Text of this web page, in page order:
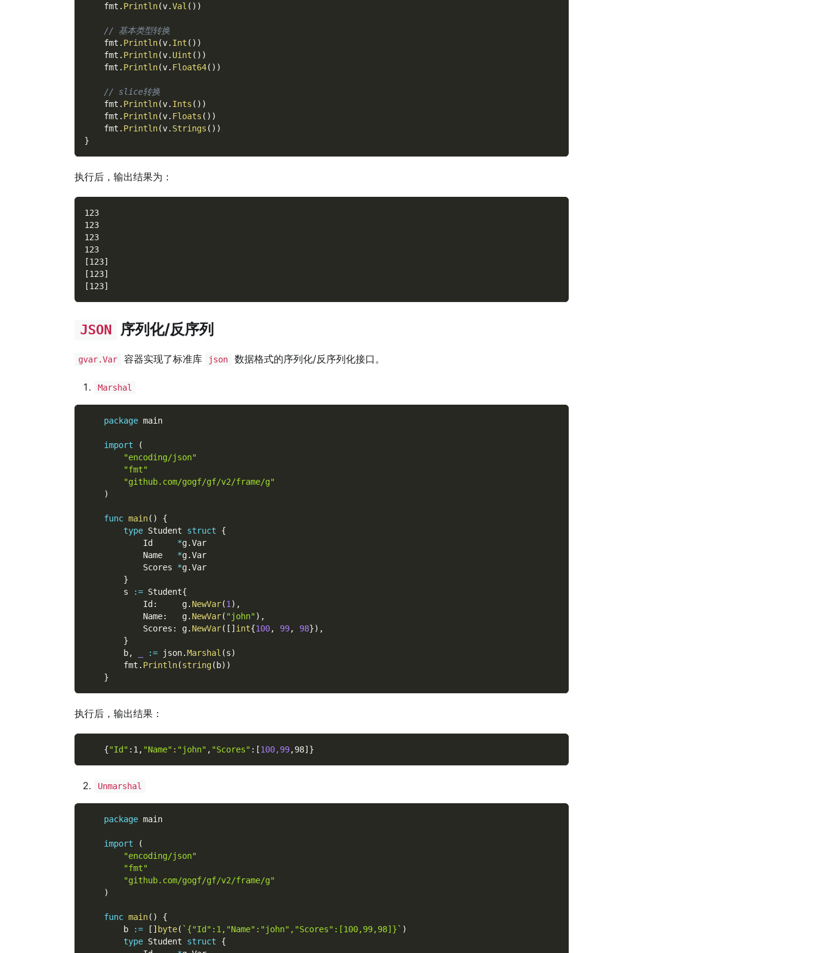
    fmt
. Println(v.Val ( ) )
// 基本类型转换
    fmt
. Println(v. Int ( ) )
    fmt
. Println(v. Uint ( ) )
    fmt
. Println(v. Float64( ) )
// slice转换
    fmt
. Println(v. Ints ( ) )
    fmt
. Println(v. Floats ( ) )
    fmt
. Println(v. Strings ( ) )
}
执行后，输出结果为：
123
123
123
123
[123]
[123]
[123]
JSON 序列化/反序列
gvar.Var 容器实现了标准库 json 数据格式的序列化/反序列化接口。
Marshal
package main
import
(
"encoding/json"
"fmt"
"github.com/gogf/gf/v2/frame/g"
)
func main( )
{
type Student struct
{
            Id
*g.Var
            Name
*g.Var
            Scores
*g.Var
}
        s
:= Student{
            Id
:
     g
. NewVar(1 ) ,
            Name
:
   g
. NewVar( "john") ,
            Scores
: g. NewVar( [ ] int{100, 99, 98}) ,
}
        b
, := json.Marshal (s)
        fmt
. Println(string( b) )
}
执行后，输出结果：
{"Id" :1, "Name" : "john" , "Scores" : [100,99,98] }
Unmarshal
package main
import
(
"encoding/json"
"fmt"
"github.com/gogf/gf/v2/frame/g"
)
func main( )
{
        b
:= [ ] byte( `{"Id":1,"Name":"john","Scores":[100,99,98]}` )
type Student struct
{